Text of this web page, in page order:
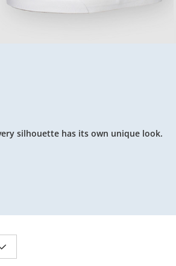
silhouette has its own unique look.